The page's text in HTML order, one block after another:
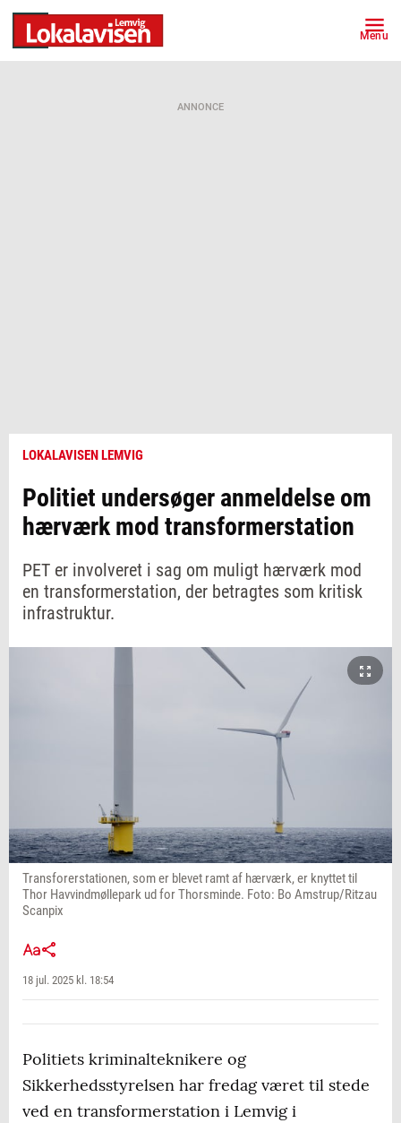
Menu
ANNONCE
LOKALAVISEN LEMVIG
Politiet undersøger anmeldelse om
hærværk mod transformerstation
PET er involveret i sag om muligt hærværk mod
en transformerstation, der betragtes som kritisk
infrastruktur.
Transforerstationen, som er blevet ramt af hærværk, er knyttet til
Thor Havvindmøllepark ud for Thorsminde. Foto: Bo Amstrup/Ritzau
Scanpix
18 jul. 2025 kl. 18:54
Politiets kriminalteknikere og
Sikkerhedsstyrelsen har fredag været til stede
ved en transformerstation i Lemvig i